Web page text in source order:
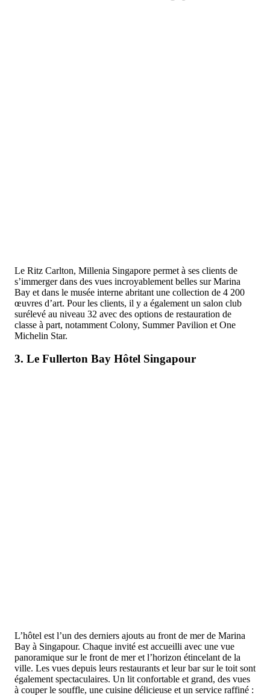
Le Ritz Carlton, Millenia Singapore permet à ses clients de
s’immerger dans des vues incroyablement belles sur Marina
Bay et dans le musée interne abritant une collection de 4 200
œuvres d’art. Pour les clients, il y a également un salon club
surélevé au niveau 32 avec des options de restauration de
classe à part, notamment Colony, Summer Pavilion et One
Michelin Star.
3. Le Fullerton Bay Hôtel Singapour
L’hôtel est l’un des derniers ajouts au front de mer de Marina
Bay à Singapour. Chaque invité est accueilli avec une vue
panoramique sur le front de mer et l’horizon étincelant de la
ville. Les vues depuis leurs restaurants et leur bar sur le toit sont
également spectaculaires. Un lit confortable et grand, des vues
à couper le souffle, une cuisine délicieuse et un service raffiné :